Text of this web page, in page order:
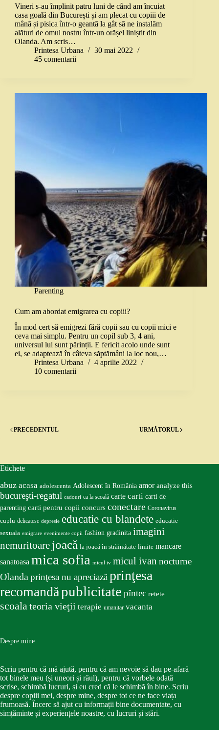
Vineri s-au împlinit patru luni de când am încuiat
casa goală din București și am plecat cu copiii de
mână și pisica într-o geantă la gât să ne instalăm
alături de omul nostru într-un orășel liniștit din
Olanda. Am scris…
Printesa Urbana
30 mai 2022
45 comentarii
Parenting
Cum am abordat emigrarea cu copiii?
În mod cert să emigrezi fără copii sau cu copii mici e
ceva mai simplu. Pentru un copil sub 3, 4 ani,
universul lui sunt părinții. E fericit acolo unde sunt
ei, se adaptează în câteva săptămâni la loc nou,…
Printesa Urbana
4 aprilie 2022
10 comentarii
PRECEDENTUL URMĂTORUL
Etichete
abuz acasa adolescenta Adolescent în România amor analyze this
bucureşti-regatul cadouri ca la școală carte carti carti de
parenting carti pentru copii concurs conectare Coronavirus
cuplu delicatese depresie educatie cu blandete educatie
sexuala emigrare evenimente copii fashion gradinita imagini
nemuritoare joacă la joacă în străinătate limite mancare
sanatoasa mica sofia micul iv micul ivan nocturne
Olandaprinţesa nu apreciazăprinţesa
recomandăpublicitate pîntec retete
scoalateoria vieţii terapie umanitar vacanta
Despre mine
Scriu pentru că mă ajută, pentru că am nevoie să dau pe-afară
tot binele meu (și uneori și răul), pentru că vorbele odată
scrise, schimbă lucruri, și eu cred că le schimbă în bine. Scriu
despre copiii mei, despre mine, despre tot ce ne face viața
frumoasă. Încerc să ajut cu informații bine documentate, cu
simțăminte și experiențele noastre, cu lucruri și stări.